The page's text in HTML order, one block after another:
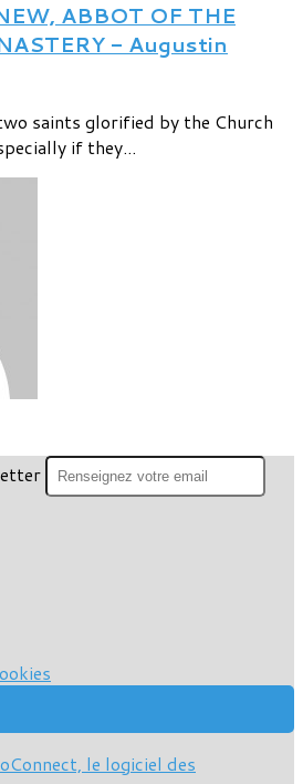
ABBOT OF THE
- Augustin
saints glorified by the Church
if they...
le logiciel des